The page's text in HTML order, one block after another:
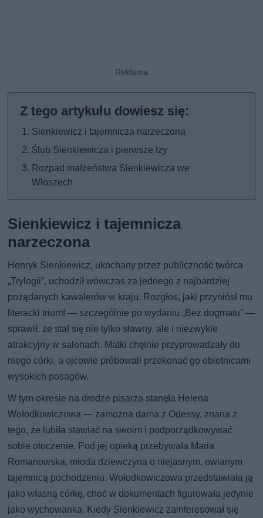
Sienkiewicz i tajemnicza narzeczona
Ślub Sienkiewicza i pierwsze łzy
Rozpad małżeństwa Sienkiewicza we
Włoszech
Sienkiewicz i tajemnicza
narzeczona
Henryk Sienkiewicz, ukochany przez publiczność twórca
„Trylogii”, uchodził wówczas za jednego z najbardziej
pożądanych kawalerów w kraju. Rozgłos, jaki przyniósł mu
literacki triumf — szczególnie po wydaniu „Bez dogmatu” —
sprawił, że stał się nie tylko sławny, ale i niezwykle
atrakcyjny w salonach. Matki chętnie przyprowadzały do
niego córki, a ojcowie próbowali przekonać go obietnicami
wysokich posagów.
W tym okresie na drodze pisarza stanęła Helena
Wołodkowiczowa — zamożna dama z Odessy, znana z
tego, że lubiła stawiać na swoim i podporządkowywać
sobie otoczenie. Pod jej opieką przebywała Maria
Romanowska, młoda dziewczyna o niejasnym, owianym
tajemnicą pochodzeniu. Wołodkowiczowa przedstawiała ją
jako własną córkę, choć w dokumentach figurowała jedynie
jako wychowanka. Kiedy Sienkiewicz zainteresował się